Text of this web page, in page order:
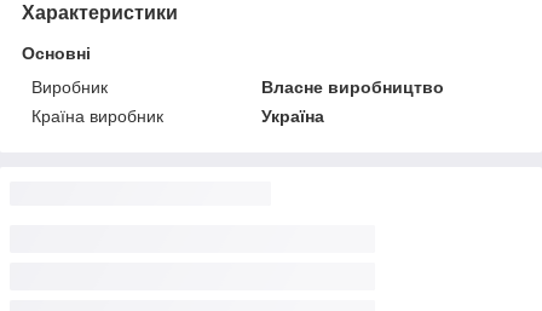
Характеристики
Основні
Виробник
Власне виробництво
Країна виробник
Україна